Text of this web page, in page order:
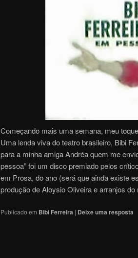
Começando mais uma semana, meu
Uma lenda viva do teatro brasileiro, Bibi
para a minha amiga Andréa quem me
pessoa” foi um disco premiado pelos
em Prosa, do ano (será que ainda existe
produção de Aloysio Oliveira e arranjos
Publicado em Bibi Ferreira | Deixe uma resposta